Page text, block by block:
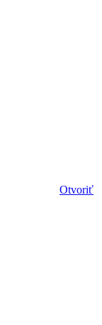
Otvoriť